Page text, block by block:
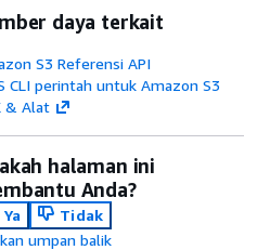
daya terkait
S3 Referensi API
CLI perintah untuk Amazon S3
& Alat
halaman ini
Anda?
Ya
Tidak
umpan balik